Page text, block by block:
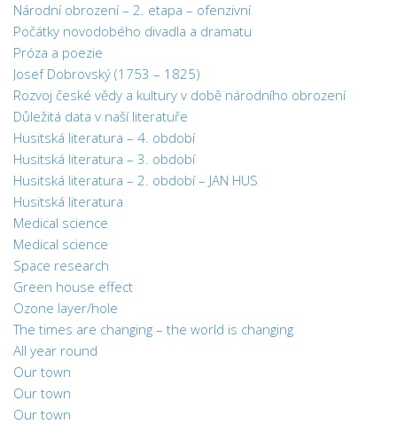
Národní obrození – 2. etapa – ofenzivní
Počátky novodobého divadla a dramatu
Próza a poezie
Josef Dobrovský (1753 – 1825)
Rozvoj české vědy a kultury v době národního obrození
Důležitá data v naší literatuře
Husitská literatura – 4. období
Husitská literatura – 3. období
Husitská literatura – 2. období – JAN HUS
Husitská literatura
Medical science
Medical science
Space research
Green house effect
Ozone layer/hole
The times are changing – the world is changing
All year round
Our town
Our town
Our town